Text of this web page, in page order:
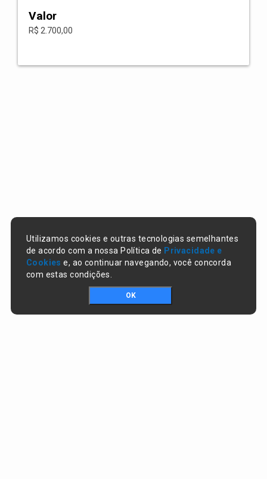
Valor
R$ 2.700,00
Utilizamos cookies e outras tecnologias semelhantes
de acordo com a nossa Política de Privacidade e
Cookies e, ao continuar navegando, você concorda
com estas condições.
OK